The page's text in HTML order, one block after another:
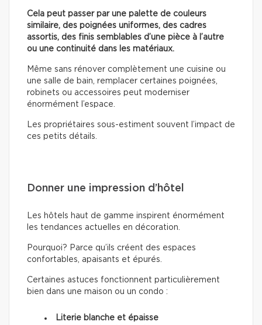
Cela peut passer par une palette de couleurs
similaire, des poignées uniformes, des cadres
assortis, des finis semblables d’une pièce à l’autre
ou une continuité dans les matériaux.
Même sans rénover complètement une cuisine ou
une salle de bain, remplacer certaines poignées,
robinets ou accessoires peut moderniser
énormément l’espace.
Les propriétaires sous-estiment souvent l’impact de
ces petits détails.
Donner une impression d’hôtel
Les hôtels haut de gamme inspirent énormément
les tendances actuelles en décoration.
Pourquoi? Parce qu’ils créent des espaces
confortables, apaisants et épurés.
Certaines astuces fonctionnent particulièrement
bien dans une maison ou un condo :
Literie blanche et épaisse